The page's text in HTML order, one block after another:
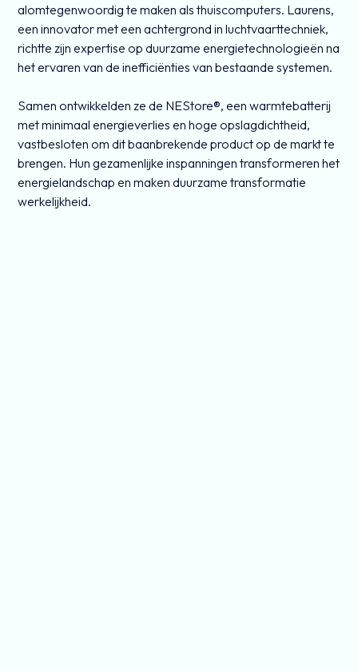
alomtegenwoordig te maken als thuiscomputers. Laurens,
een innovator met een achtergrond in luchtvaarttechniek,
richtte zijn expertise op duurzame energietechnologieën na
het ervaren van de inefficiënties van bestaande systemen.
Samen ontwikkelden ze de NEStore®, een warmtebatterij
met minimaal energieverlies en hoge opslagdichtheid,
vastbesloten om dit baanbrekende product op de markt te
brengen. Hun gezamenlijke inspanningen transformeren het
energielandschap en maken duurzame transformatie
werkelijkheid.